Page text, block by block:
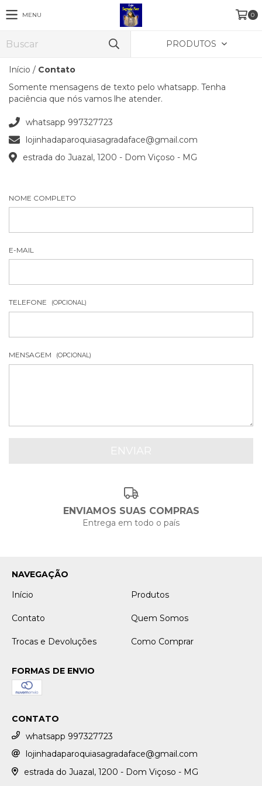
MENU 0
PRODUTOS
Início / Contato
Somente mensagens de texto pelo whatsapp. Tenha
paciência que nós vamos lhe atender.
whatsapp 997327723
lojinhadaparoquiasagradaface@gmail.com
estrada do Juazal, 1200 - Dom Viçoso - MG
NOME COMPLETO
E-MAIL
TELEFONE (OPCIONAL)
MENSAGEM (OPCIONAL)
ENVIAMOS SUAS COMPRAS
Entrega em todo o país
NAVEGAÇÃO
Início
Produtos
Contato Quem Somos
Trocas e Devoluções Como Comprar
FORMAS DE ENVIO
CONTATO
whatsapp 997327723
lojinhadaparoquiasagradaface@gmail.com
estrada do Juazal, 1200 - Dom Viçoso - MG